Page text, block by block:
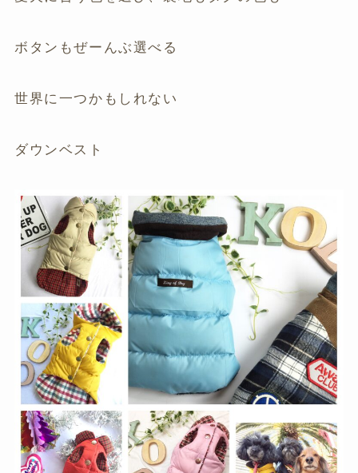
ボタンもぜーんぶ選べる
世界に一つかもしれない
ダウンベスト